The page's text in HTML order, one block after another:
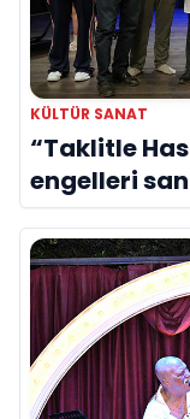
KÜLTÜR SANAT
“Taklitle
engelleri